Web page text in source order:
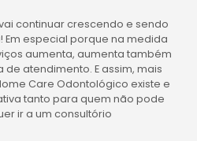
continuar crescendo e sendo
especial porque na medida
aumenta, aumenta também
atendimento. E assim, mais
Care Odontológico existe e
tanto para quem não pode
ir a um consultório